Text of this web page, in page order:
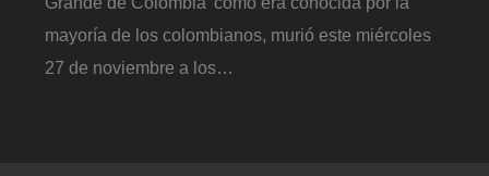
mayoría de los colombianos, murió este miércoles
27 de noviembre a los…